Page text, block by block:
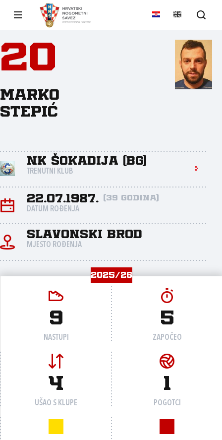
20
Marko
Stepić
NK Šokadija (BG)
TRENUTNI KLUB
22.07.1987. (39 godina)
DATUM ROĐENJA
Slavonski Brod
MJESTO ROĐENJA
2025/26
9
NASTUPI
5
ZAPOČEO
4
UŠAO S KLUPE
1
POGOTCI